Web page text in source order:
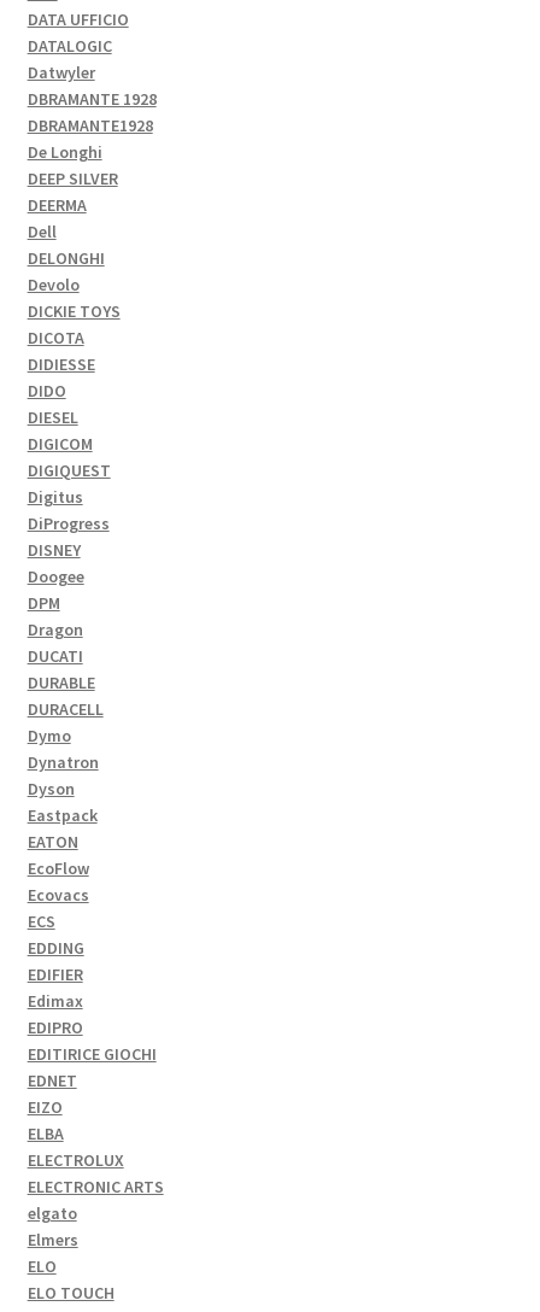
DATA UFFICIO
DATALOGIC
Datwyler
DBRAMANTE 1928
DBRAMANTE1928
De Longhi
DEEP SILVER
DEERMA
Dell
DELONGHI
Devolo
DICKIE TOYS
DICOTA
DIDIESSE
DIDO
DIESEL
DIGICOM
DIGIQUEST
Digitus
DiProgress
DISNEY
Doogee
DPM
Dragon
DUCATI
DURABLE
DURACELL
Dymo
Dynatron
Dyson
Eastpack
EATON
EcoFlow
Ecovacs
ECS
EDDING
EDIFIER
Edimax
EDIPRO
EDITIRICE GIOCHI
EDNET
EIZO
ELBA
ELECTROLUX
ELECTRONIC ARTS
elgato
Elmers
ELO
ELO TOUCH